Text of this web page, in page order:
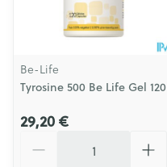
Be-Life
Tyrosine 500 Be Life Gel 120
29,20 €